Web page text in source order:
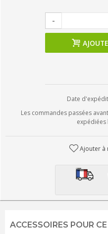
-
Date
Les commandes passées
expédiées
Ajouter à
ACCESSOIRES POUR